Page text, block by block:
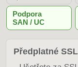
Podpora
SAN / UC
Předplatné